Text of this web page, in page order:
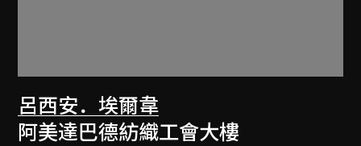
呂西安．埃爾韋
阿美達巴德紡織工會大樓